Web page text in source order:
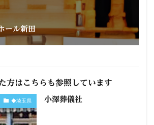
ール新田
方はこちらも参照しています
◆埼玉県 小澤葬儀社